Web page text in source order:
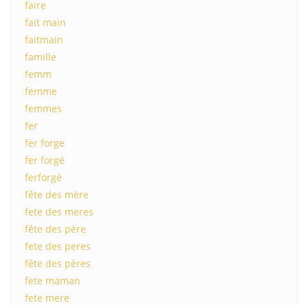
faire
fait main
faitmain
famille
femm
femme
femmes
fer
fer forge
fer forgé
ferforgé
fête des mère
fete des meres
fête des père
fete des peres
fête des pères
fete maman
fete mere